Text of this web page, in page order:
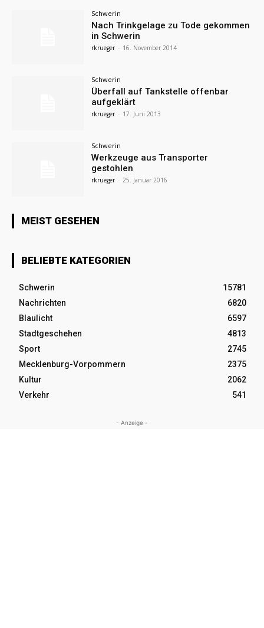
Schwerin
Nach Trinkgelage zu Tode gekommen
in Schwerin
rkrueger - 16. November 2014
Schwerin
Überfall auf Tankstelle offenbar
aufgeklärt
rkrueger - 17. Juni 2013
Schwerin
Werkzeuge aus Transporter
gestohlen
rkrueger - 25. Januar 2016
MEIST GESEHEN
BELIEBTE KATEGORIEN
Schwerin
15781
Nachrichten
6820
Blaulicht
6597
Stadtgeschehen
4813
Sport
2745
Mecklenburg-Vorpommern
2375
Kultur
2062
Verkehr
541
- Anzeige -